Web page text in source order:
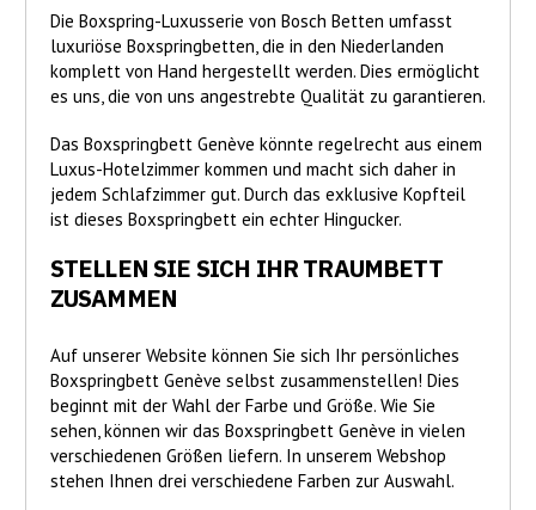
Die Boxspring-Luxusserie von Bosch Betten umfasst
luxuriöse Boxspringbetten, die in den Niederlanden
komplett von Hand hergestellt werden. Dies ermöglicht
es uns, die von uns angestrebte Qualität zu garantieren.
Das Boxspringbett Genève könnte regelrecht aus einem
Luxus-Hotelzimmer kommen und macht sich daher in
jedem Schlafzimmer gut. Durch das exklusive Kopfteil
ist dieses Boxspringbett ein echter Hingucker.
STELLEN SIE SICH IHR TRAUMBETT
ZUSAMMEN
Auf unserer Website können Sie sich Ihr persönliches
Boxspringbett Genève selbst zusammenstellen! Dies
beginnt mit der Wahl der Farbe und Größe. Wie Sie
sehen, können wir das Boxspringbett Genève in vielen
verschiedenen Größen liefern. In unserem Webshop
stehen Ihnen drei verschiedene Farben zur Auswahl.